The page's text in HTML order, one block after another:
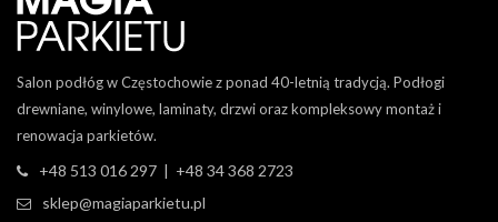
Salon podłóg w Częstochowie z ponad 40-letnią tradycją. Podłogi
drewniane, winylowe, laminaty, drzwi oraz kompleksowy montaż i
renowacja parkietów.
+48 513 016 297 | +48 34 368 2723
sklep@magiaparkietu.pl